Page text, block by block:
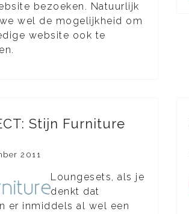
bezoeken. Natuurlijk
wel de mogelijkheid om
website ook te
Stijn Furniture
2011
Loungesets, als je
denkt dat
er inmiddels al wel een